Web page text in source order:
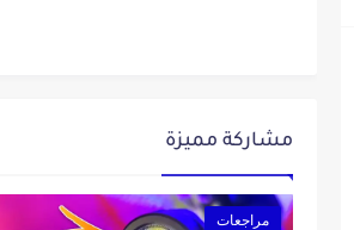
مشاركة مميزة
مراجعات